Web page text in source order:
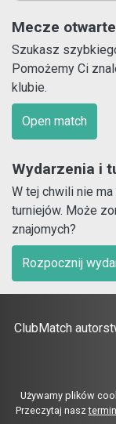
Mecze otwarte
Szukasz
Pomożemy Ci
klubie.
Open match
Wydarzenia i
W tej chwili nie
turniejów. Może
znajomych?
Rozpocznij
ClubMatch
Używamy plików
Przeczytaj nasz